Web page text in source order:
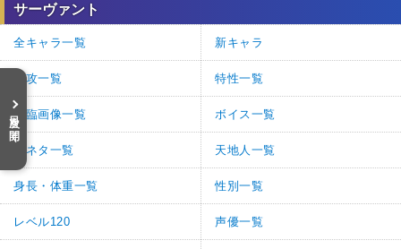
目次を開く
サーヴァント
全キャラ一覧 新キャラ
特攻一覧 特性一覧
再臨画像一覧 ボイス一覧
元ネタ一覧 天地人一覧
身長・体重一覧 性別一覧
レベル120 声優一覧